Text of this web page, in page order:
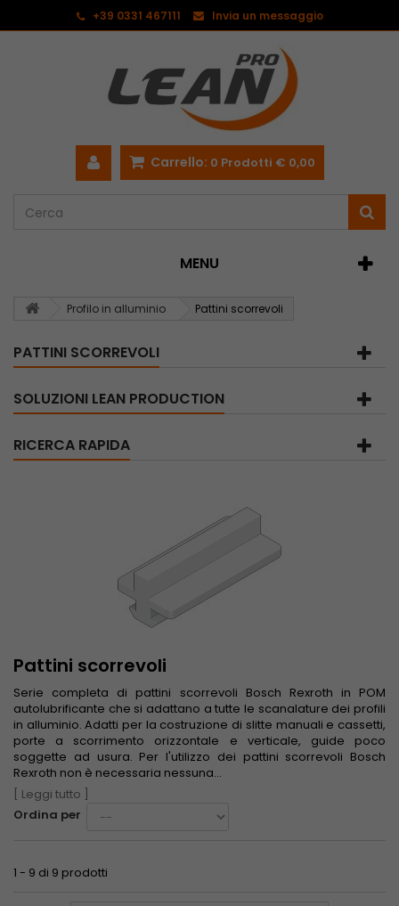
+39 0331 467111 Invia un messaggio
Carrello: 0 Prodotti € 0,00
MENU
Profilo in alluminio Pattini scorrevoli
PATTINI SCORREVOLI
SOLUZIONI LEAN PRODUCTION
RICERCA RAPIDA
Pattini scorrevoli
Serie completa di pattini scorrevoli Bosch Rexroth in POM
autolubrificante che si adattano a tutte le scanalature dei profili
in alluminio. Adatti per la costruzione di slitte manuali e cassetti,
porte a scorrimento orizzontale e verticale, guide poco
soggette ad usura. Per l'utilizzo dei pattini scorrevoli Bosch
Rexroth non è necessaria nessuna...
[ Leggi tutto ]
Ordina per
1 - 9 di 9 prodotti